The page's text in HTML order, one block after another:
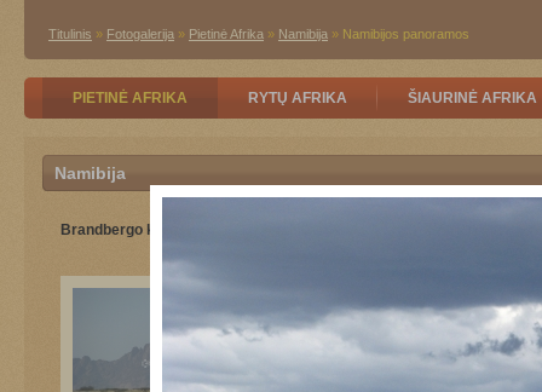
Titulinis » Fotogalerija » Pietinė Afrika » Namibija » Namibijos panoramos
PIETINĖ AFRIKA RYTŲ AFRIKA ŠIAURINĖ AFRIKA
Namibija
Brandbergo kalnas